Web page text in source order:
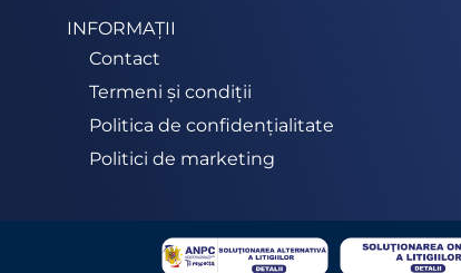
INFORMAȚII
Contact
Termeni și condiții
Politica de confidențialitate
Politici de marketing